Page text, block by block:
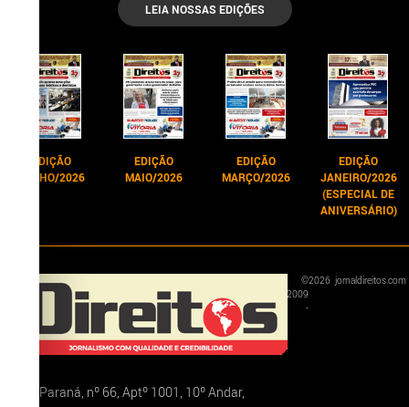
LEIA NOSSAS EDIÇÕES
EDIÇÃO
JUNHO/2026
EDIÇÃO
MAIO/2026
EDIÇÃO
MARÇO/2026
EDIÇÃO
JANEIRO/2026
(ESPECIAL DE
ANIVERSÁRIO)
Rua Paraná, nº 66, Aptº 1001, 10º Andar,
©
2009
-
2026 jornaldireitos.com